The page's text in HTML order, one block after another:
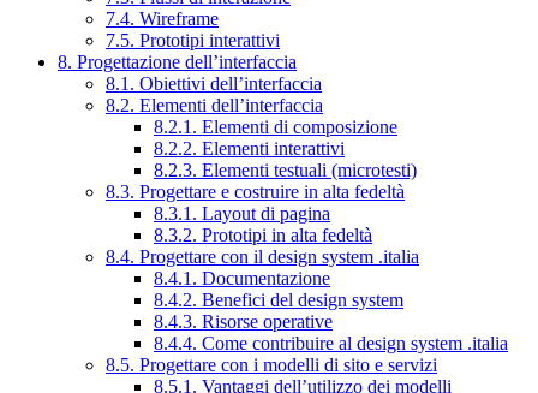
7.4. Wireframe
7.5. Prototipi interattivi
8. Progettazione dell’interfaccia
8.1. Obiettivi dell’interfaccia
8.2. Elementi dell’interfaccia
8.2.1. Elementi di composizione
8.2.2. Elementi interattivi
8.2.3. Elementi testuali (microtesti)
8.3. Progettare e costruire in alta fedeltà
8.3.1. Layout di pagina
8.3.2. Prototipi in alta fedeltà
8.4. Progettare con il design system .italia
8.4.1. Documentazione
8.4.2. Benefici del design system
8.4.3. Risorse operative
8.4.4. Come contribuire al design system .italia
8.5. Progettare con i modelli di sito e servizi
8.5.1. Vantaggi dell’utilizzo dei modelli